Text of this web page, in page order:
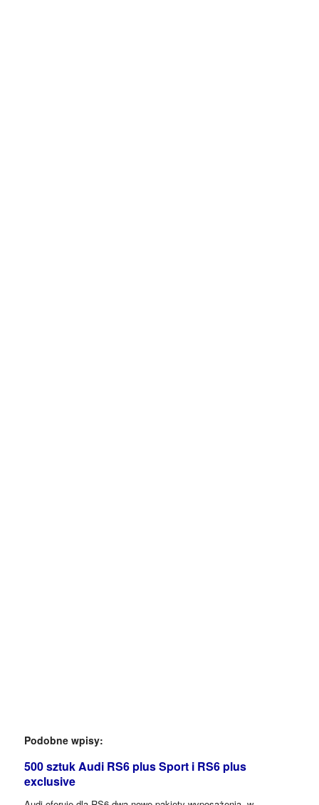
Podobne wpisy:
500 sztuk Audi RS6 plus Sport i RS6 plus
exclusive